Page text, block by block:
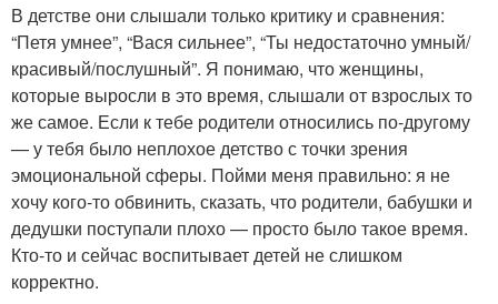
В детстве они слышали только критику и сравнения:
“Петя умнее”, “Вася сильнее”, “Ты недостаточно умный/
красивый/послушный”. Я понимаю, что женщины,
которые выросли в это время, слышали от взрослых то
же самое. Если к тебе родители относились по-другому
— у тебя было неплохое детство с точки зрения
эмоциональной сферы. Пойми меня правильно: я не
хочу кого-то обвинить, сказать, что родители, бабушки и
дедушки поступали плохо — просто было такое время.
Кто-то и сейчас воспитывает детей не слишком
корректно.